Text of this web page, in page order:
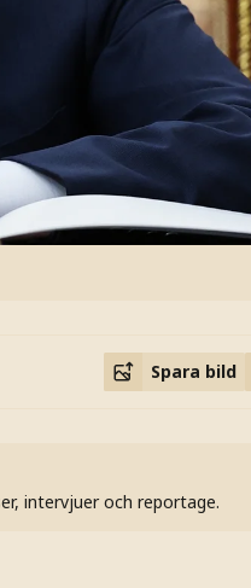
Spara bild
intervjuer och reportage.